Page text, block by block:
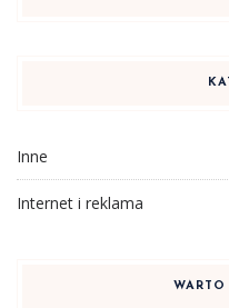
Inne
Internet i reklama